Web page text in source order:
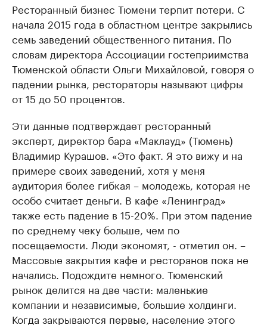
Ресторанный бизнес Тюмени терпит потери. С
начала 2015 года в областном центре закрылись
семь заведений общественного питания. По
словам директора Ассоциации гостеприимства
Тюменской области Ольги Михайловой, говоря о
падении рынка, рестораторы называют цифры
от 15 до 50 процентов.
Эти данные подтверждает ресторанный
эксперт, директор бара «Маклауд» (Тюмень)
Владимир Курашов. «Это факт. Я это вижу и на
примере своих заведений, хотя у меня
аудитория более гибкая – молодежь, которая не
особо считает деньги. В кафе «Ленинград»
также есть падение в 15-20%. При этом падение
по среднему чеку больше, чем по
посещаемости. Люди экономят, - отметил он. –
Массовые закрытия кафе и ресторанов пока не
начались. Подождите немного. Тюменский
рынок делится на две части: маленькие
компании и независимые, большие холдинги.
Когда закрываются первые, население этого